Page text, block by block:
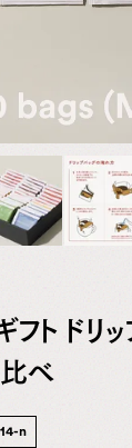
フト ドリ
べ
n